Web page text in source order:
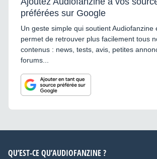
préférées sur Google
Un geste simple qui soutient Audiofanzine
permet de retrouver plus facilement tous
contenus : news, tests, avis, petites
forums...
QU’EST-CE QU’AUDIOFANZINE ?